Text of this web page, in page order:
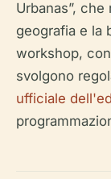
geografia e la
workshop,
svolgono
ufficiale